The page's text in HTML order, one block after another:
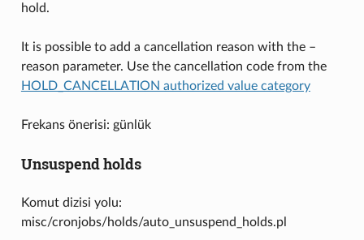
hold.
It is possible to add a cancellation reason with the –
reason parameter. Use the cancellation code from the
HOLD_CANCELLATION authorized value category
Frekans önerisi: günlük
Unsuspend holds
Komut dizisi yolu:
misc/cronjobs/holds/auto_unsuspend_holds.pl